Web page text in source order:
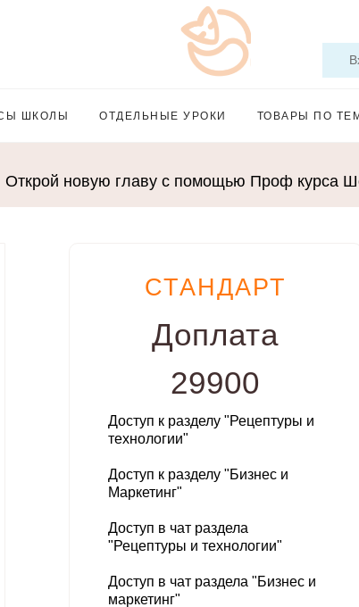
ШКОЛЫ ОТДЕЛЬНЫЕ УРОКИ ТОВАРЫ ПО
Открой новую главу с помощью Проф курса
СТАНДАРТ
Доплата
29900
Доступ к разделу "Рецептуры и
технологии"
Доступ к разделу "Бизнес и
Маркетинг"
Доступ в чат раздела
"Рецептуры и технологии"
Доступ в чат раздела "Бизнес и
маркетинг"